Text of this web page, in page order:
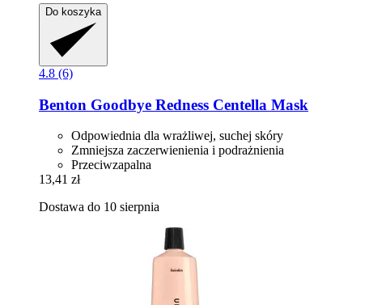
Do koszyka
4.8 (6)
Benton Goodbye Redness Centella Mask
Odpowiednia dla wrażliwej, suchej skóry
Zmniejsza zaczerwienienia i podrażnienia
Przeciwzapalna
13,41 zł
Dostawa do 10 sierpnia